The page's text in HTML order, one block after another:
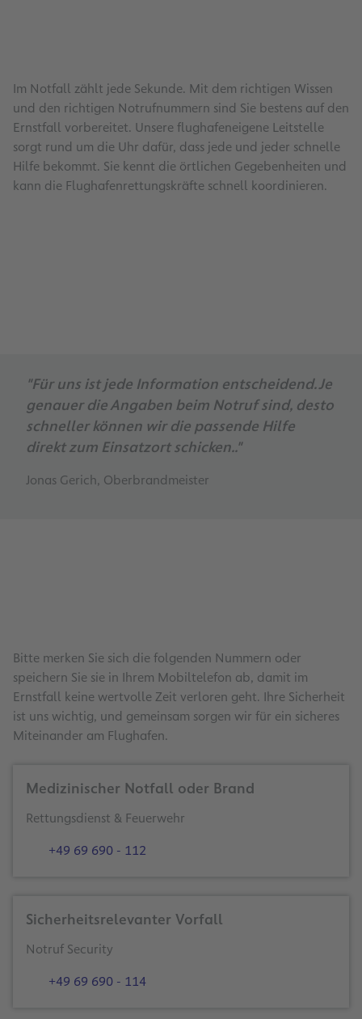
Im Notfall zählt jede Sekunde. Mit dem richtigen Wissen
und den richtigen Notrufnummern sind Sie bestens auf den
Ernstfall vorbereitet. Unsere flughafeneigene Leitstelle
sorgt rund um die Uhr dafür, dass jede und jeder schnelle
Hilfe bekommt. Sie kennt die örtlichen Gegebenheiten und
kann die Flughafenrettungskräfte schnell koordinieren.
"Für uns ist jede Information entscheidend. Je
genauer die Angaben beim Notruf sind, desto
schneller können wir die passende Hilfe
direkt zum Einsatzort schicken.."
Jonas Gerich, Oberbrandmeister
Bitte merken Sie sich die folgenden Nummern oder
speichern Sie sie in Ihrem Mobiltelefon ab, damit im
Ernstfall keine wertvolle Zeit verloren geht. Ihre Sicherheit
ist uns wichtig, und gemeinsam sorgen wir für ein sicheres
Miteinander am Flughafen.
Medizinischer Notfall oder Brand
Rettungsdienst & Feuerwehr
+49 69 690 - 112
Sicherheitsrelevanter Vorfall
Notruf Security
+49 69 690 - 114